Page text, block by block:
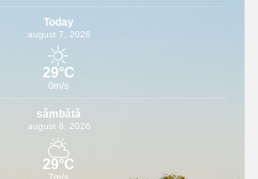
Today
august 7, 2026
29°C
0m/s
sâmbătă
august 8, 2026
29°C